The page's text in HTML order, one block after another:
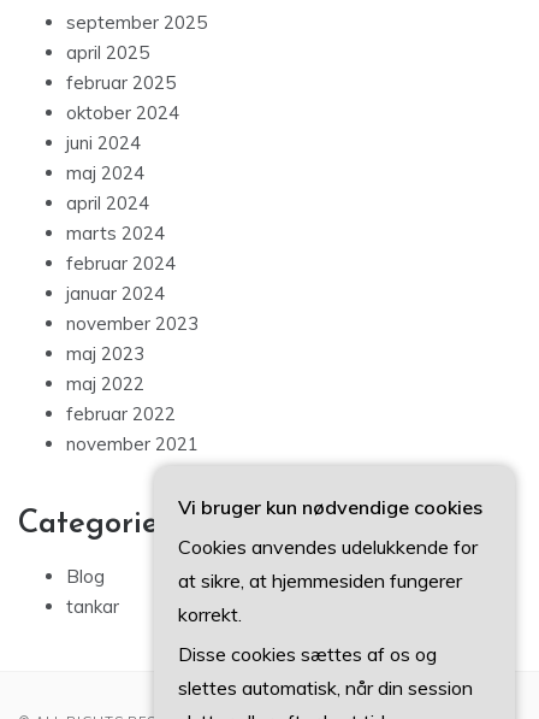
september 2025
april 2025
februar 2025
oktober 2024
juni 2024
maj 2024
april 2024
marts 2024
februar 2024
januar 2024
november 2023
maj 2023
maj 2022
februar 2022
november 2021
Categories
Blog
tankar
Vi bruger kun nødvendige cookies
Cookies anvendes udelukkende for
at sikre, at hjemmesiden fungerer
korrekt.
Disse cookies sættes af os og
slettes automatisk, når din session